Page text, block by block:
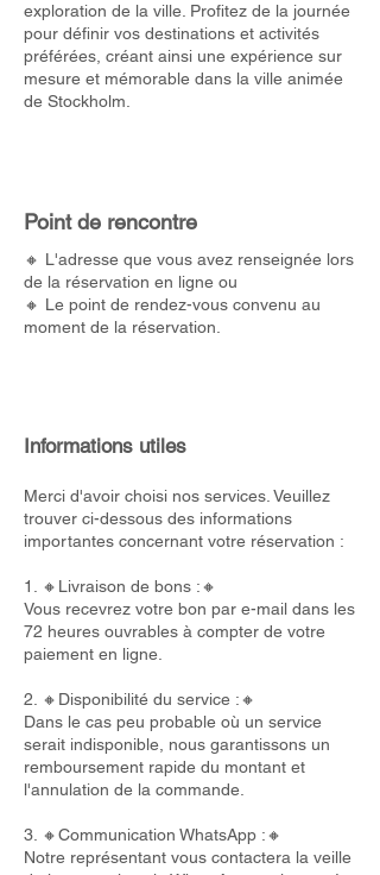
exploration de la ville. Profitez de la journée
pour définir vos destinations et activités
préférées, créant ainsi une expérience sur
mesure et mémorable dans la ville animée
de Stockholm.
Point de rencontre
🔸 L'adresse que vous avez renseignée lors
de la réservation en ligne ou
🔸 Le point de rendez-vous convenu au
moment de la réservation.
Informations utiles
Merci d'avoir choisi nos services. Veuillez
trouver ci-dessous des informations
importantes concernant votre réservation :
1. 🔸Livraison de bons :🔸
Vous recevrez votre bon par e-mail dans les
72 heures ouvrables à compter de votre
paiement en ligne.
2. 🔸Disponibilité du service :🔸
Dans le cas peu probable où un service
serait indisponible, nous garantissons un
remboursement rapide du montant et
l'annulation de la commande.
3. 🔸Communication WhatsApp :🔸
Notre représentant vous contactera la veille